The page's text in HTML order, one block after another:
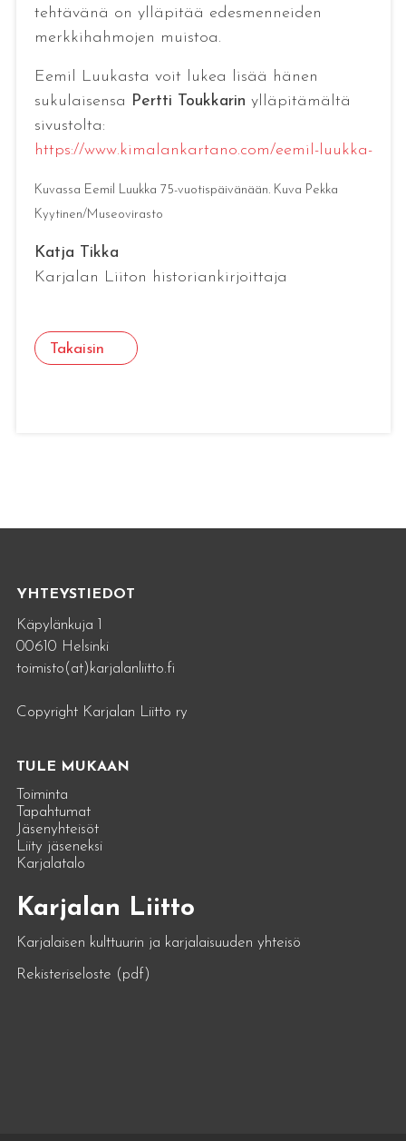
tehtävänä on ylläpitää edesmenneiden
merkkihahmojen muistoa.
Eemil Luukasta voit lukea lisää hänen
sukulaisensa Pertti Toukkarin ylläpitämältä
sivustolta:
https://www.kimalankartano.com/eemil-luukka-
Kuvassa Eemil Luukka 75-vuotispäivänään. Kuva Pekka
Kyytinen/Museovirasto
Katja Tikka
Karjalan Liiton historiankirjoittaja
Takaisin
YHTEYSTIEDOT
Käpylänkuja 1
00610 Helsinki
toimisto(at)karjalanliitto.fi
Copyright Karjalan Liitto ry
TULE MUKAAN
Toiminta
Tapahtumat
Jäsenyhteisöt
Liity jäseneksi
Karjalatalo
Karjalan Liitto
Karjalaisen kulttuurin ja karjalaisuuden yhteisö
Rekisteriseloste (pdf)